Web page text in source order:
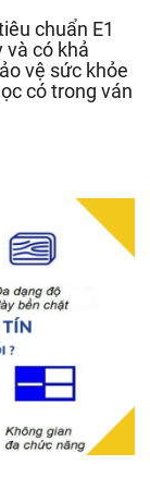
chuẩn E1
và có khả
vệ sức khỏe
có trong ván